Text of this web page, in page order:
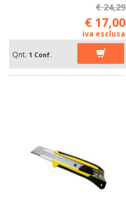
€ 24,29
€ 17,00
iva esclusa
Qnt. 1 Conf.